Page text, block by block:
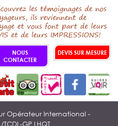
les témoignages de nos
ils reviennent de
et vous font part de leurs
et de leurs IMPRESSIONS!
NOUS
CONTACTER
DEVIS SUR MESURE
Opérateur International -
TCDL-GP LHQT